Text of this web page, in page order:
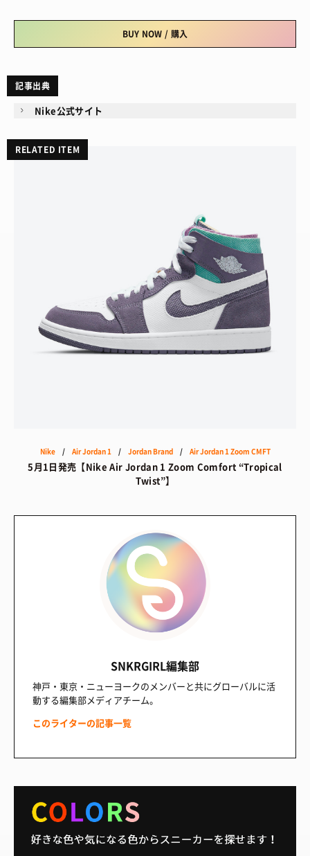
BUY NOW / 購入
記事出典
Nike公式サイト
RELATED ITEM
Nike/ Air Jordan 1/ Jordan Brand/ Air Jordan 1 Zoom CMFT
5月1日発売【Nike Air Jordan 1 Zoom Comfort “Tropical
Twist”】
SNKRGIRL編集部
神戸・東京・ニューヨークのメンバーと共にグローバルに活
動する編集部メディアチーム。
このライターの記事一覧